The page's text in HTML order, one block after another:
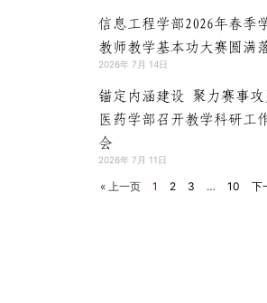
信息工程学部2026年春季
教师教学基本功大赛圆满
2026年 7月 14日
锚定内涵建设 聚力赛事攻
医药学部召开教学科研工
会
2026年 7月 11日
« 上一页 1 2 3 … 10 下